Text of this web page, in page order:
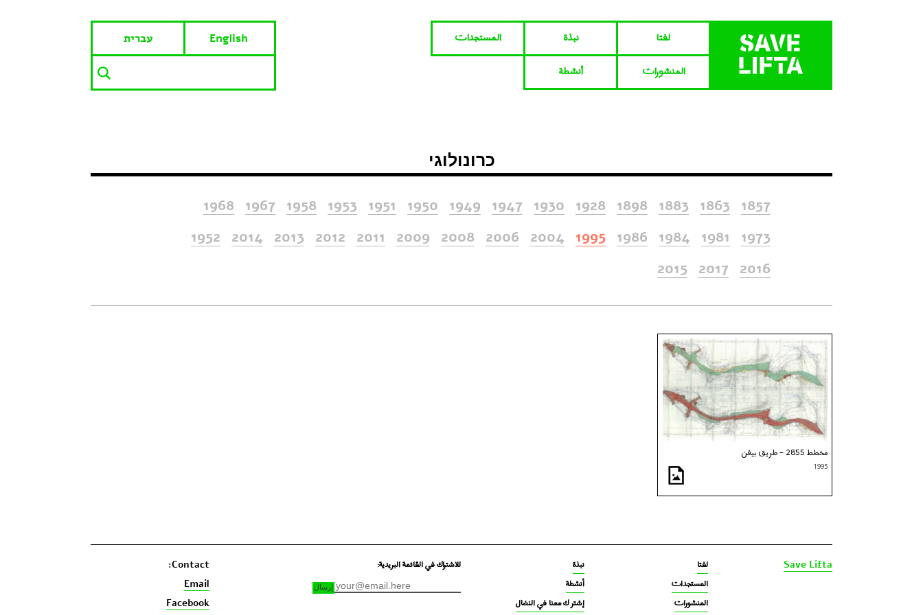
لفتا‎‎ نبذة
المستجدات
المنشورات
أنشطة
English עברית
כרונולוגי
1857
1863
1883
1898
1928
1930
1947
1949
1950
1951
1953
1958
1967
1968
1973
1981
1984
1986
1995
2004
2006
2008
2009
2011
2012
2013
2014
1952
2016
2017
2015
مخطط 2855 – طريق بيغن
1995
Save Lifta لفتا‎‎
نبذة
المستجدات
أنشطة
المنشورات
إشتر ك معنا في النضال
للاشتراك في القائمة البريدية:
Contact:
Email
Facebook